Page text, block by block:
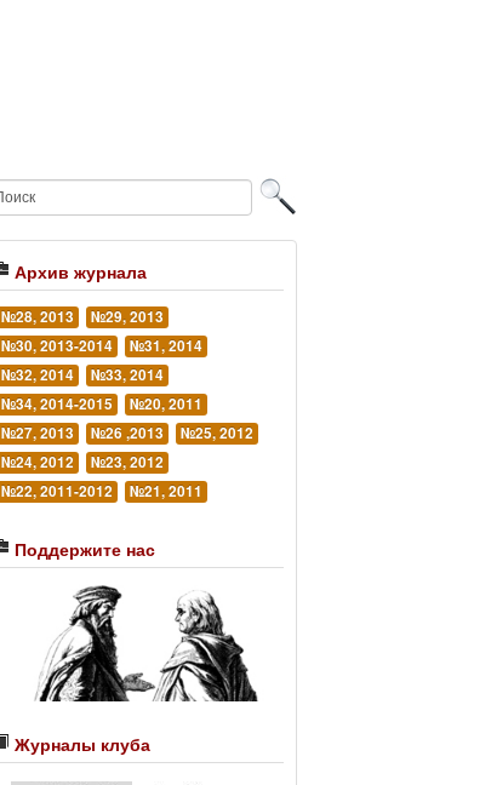
Архив журнала
№28, 2013
№29, 2013
№30, 2013-2014
№31, 2014
№32, 2014
№33, 2014
№34, 2014-2015
№20, 2011
№27, 2013
№26 ,2013
№25, 2012
№24, 2012
№23, 2012
№22, 2011-2012
№21, 2011
Поддержите нас
Журналы клуба